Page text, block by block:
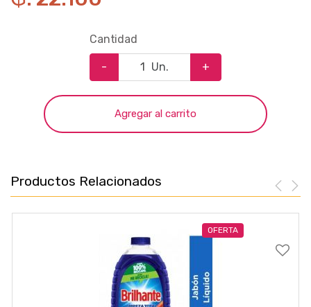
Cantidad
- Un. +
Agregar al carrito
Productos Relacionados
OFERTA